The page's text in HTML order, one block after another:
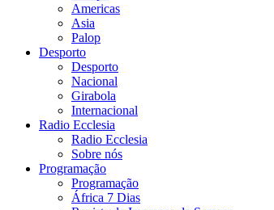
Americas
Asia
Palop
Desporto
Desporto
Nacional
Girabola
Internacional
Radio Ecclesia
Radio Ecclesia
Sobre nós
Programação
Programação
África 7 Dias